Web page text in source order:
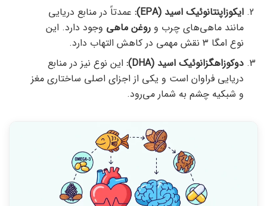
ایکوزاپنتانوئیک اسید (EPA):
عمدتاً در منابع دریایی
مانند ماهی‌های چرب و روغن ماهی وجود دارد. این
نوع امگا ۳ نقش مهمی در کاهش التهاب دارد.
دوکوزاهگزانوئیک اسید (DHA):
این نوع نیز در منابع
دریایی فراوان است و یکی از اجزای اصلی ساختاری مغز
و شبکیه چشم به شمار می‌رود.